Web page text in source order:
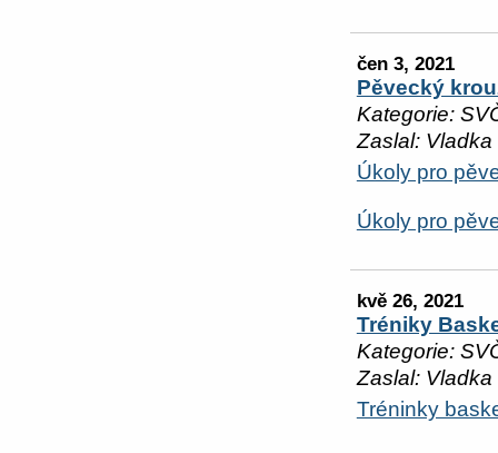
čen 3, 2021
Pěvecký
Kategorie:
Zaslal: Vladka
Úkoly pro
Úkoly pro
kvě 26, 2021
Tréniky
Kategorie:
Zaslal: Vladka
Tréninky